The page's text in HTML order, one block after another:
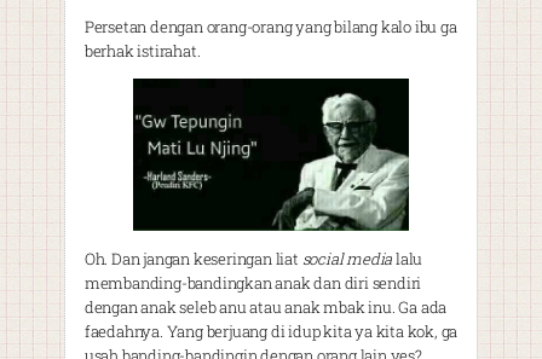
Persetan dengan orang-orang yang bilang kalo ibu ga
berhak istirahat.
Oh. Dan jangan keseringan liat social medialalu
membanding-bandingkan anak dan diri sendiri
dengan anak seleb anu atau anak mbak inu. Ga ada
faedahnya. Yang berjuang di idup kita ya kita kok, ga